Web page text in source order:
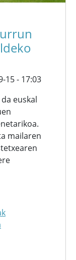
15 - 17:03
euskal
mailaren